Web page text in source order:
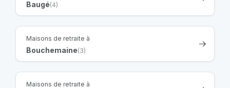
Baugé(4)
Maisons de retraite à
Bouchemaine(3)
Maisons de retraite à